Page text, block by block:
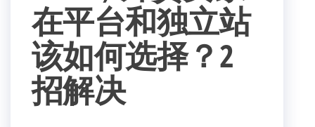
在平台和独立站
该如何选择？2
招解决